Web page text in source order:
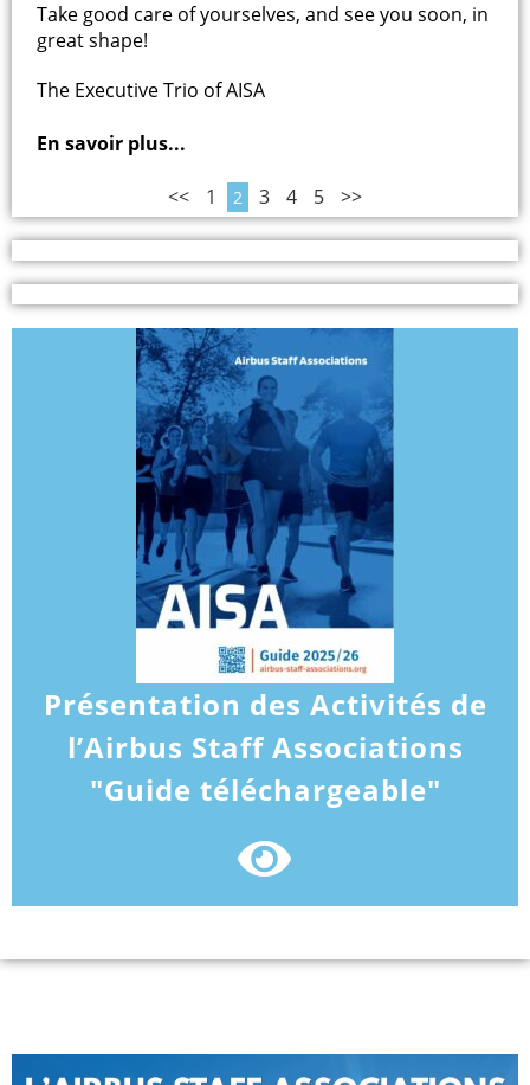
Take good care of yourselves, and see you soon, in
great shape!
The Executive Trio of AISA
En savoir plus...
<< 1 2 3 4 5 >>
Présentation des Activités de
l’Airbus Staff Associations
"Guide téléchargeable"